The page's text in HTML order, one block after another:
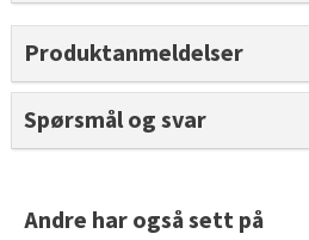
Bli inspirert av nye
Tarkett Shade Eik
Produktanmeldelser
Spørsmål og svar
Andre har også sett på